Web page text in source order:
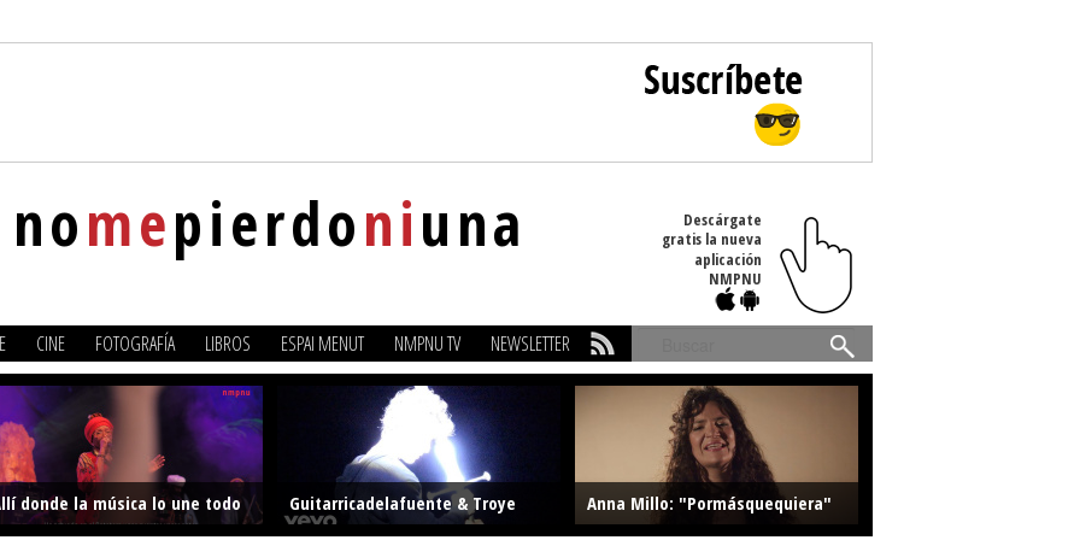
nomepierdoniuna
Descárgate
gratis la nueva
aplicación
NMPNU
CINE FOTOGRAFÍA LIBROS ESPAI MENUT NMPNU TV NEWSLETTER
Buscar
donde la música lo une todo
Guitarricadelafuente & Troye
Anna Millo: "Pormásquequiera"